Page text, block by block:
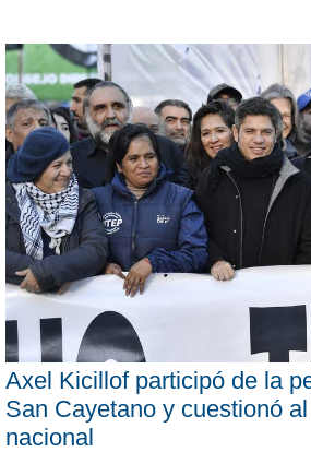
Axel Kicillof participó de la
San Cayetano y cuestionó
nacional